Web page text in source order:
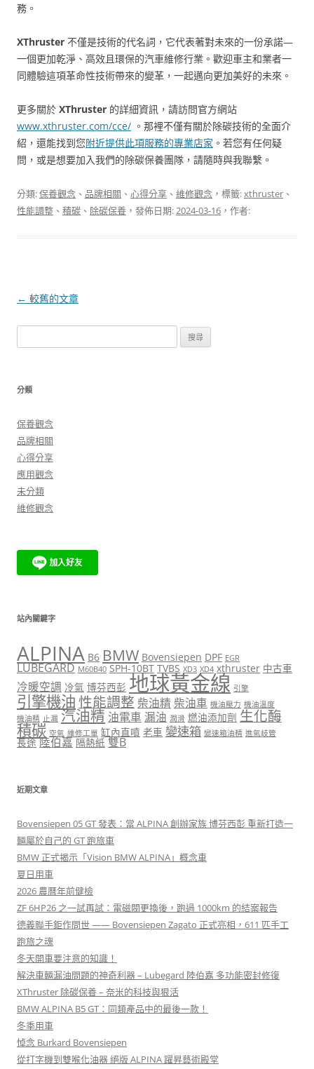
務。
XThruster 不僅是技術的代名詞，它代表著對未來的一份承諾—
一個更加乾淨、高效且環保的汽車維修行業。歡迎車主和業者一
同體驗這項革命性技術帶來的變革，一起邁向更加美好的未來。
更多關於 XThruster 的詳細資訊，請訪問官方網站
www.xthruster.com/cce/ 。那裡不僅有關於除碳技術的全面介
紹，還能找到您附近提供此項服務的專業店家 。若您有任何疑
問，或是想要加入我們的除碳保養團隊，請隨時與我聯繫。
分類:保養觀念 、 品牌相關 、 心得分享 、 維修觀念 ，標籤:xthruster 、
性能調整 、 積碳 、 除碳保養 ，發佈日期:2024-03-16 ，作者:
文
← 較舊的文章
尋
鍵
分類
保養觀念
品牌相關
心得分享
應用觀念
未分類
維修觀念
站內關鍵字
ALPINA B6 BMW Bovensiepen DPF EGR
LUBEGARD M60B40 SPH-10BT TVBS XD3 XD4 xthruster 中古車
冷暖空調 冷氣 博芬西彭 地球黃金線 引擎
引擎機油性能調整 柴油精 柴油車 機油壓力 機油溫度
機油精 止漏 汽油精 油電車 漏油 潤滑 燃油添加劑 生化酶
積碳 空氣 維修工單 缸內直噴 老車 變速箱 變速箱油精 進氣岐管
長途 陸伯嘉 隔熱紙 雙B
近期文章
Bovensiepen 05 GT 發表：當 ALPINA 創辦家族 博芬西彭 重新打造一
輛屬於自己的 GT 跑旅車
BMW 正式揭示「Vision BMW ALPINA」概念車
夏日用車
2026 農曆年前健檢
ZF 6HP26 之一試再試：電磁閥更換後，跑過 1000km 的結案報告
德義聯手鉅作問世 —— Bovensiepen Zagato 正式亮相，611 匹手工
跑旅之魂
冬天開車要注意的知識！
解決車輛漏油問題的神奇利器 – Lubegard 陸伯嘉 多功能密封修復
XThruster 除碳保養 – 奈米的科技與狠活
BMW ALPINA B5 GT：同類產品中的最後一款！
冬季用車
悼念 Burkard Bovensiepen
從打字機到雙喉化油器 絕版 ALPINA 躍昇藝術殿堂